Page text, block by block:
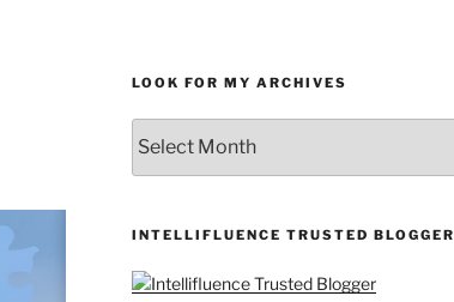
LOOK FOR MY ARCHIVES
FOR
MY
INTELLIFLUENCE TRUSTED BLOGGER